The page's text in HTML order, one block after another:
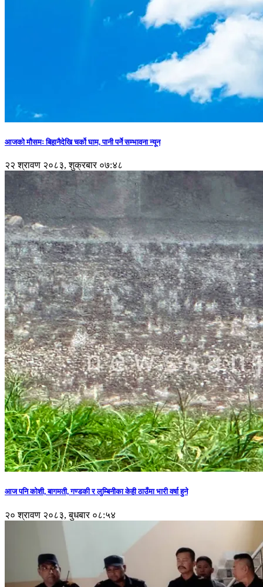
आजको मौसमः बिहानैदेखि चर्को घाम, पानी पर्ने सम्भावना न्यून
२२ श्रावण २०८३, शुक्रबार ०७:४८
आज पनि कोशी, बागमती, गण्डकी र लुम्बिनीका केही ठाउँमा भारी वर्षा हुने
२० श्रावण २०८३, बुधबार ०८:५४